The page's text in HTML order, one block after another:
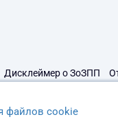
Дисклеймер о ЗоЗПП
файлов cookie